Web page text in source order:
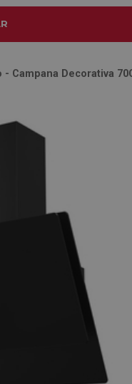
- Campana Decorativa